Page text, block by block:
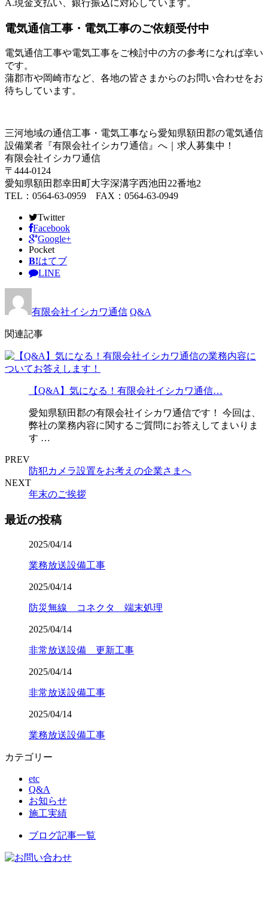
A.現金支払い、銀行振込に対応しています。
電気通信工事・電気工事のご依頼受付中
電気通信工事や電気工事をご検討中の方の参考になれば幸い
です。
蒲郡市や岡崎市など、各地の皆さまからのお問い合わせをお
待ちしています。
三河地域の通信工事・電気工事なら愛知県額田郡の電気通信
設備業者『有限会社イシカワ通信』へ｜求人募集中！
有限会社イシカワ通信
〒444-0124
愛知県額田郡幸田町大字深溝字西池田22番地2
TEL：0564-63-0959 FAX：0564-63-0949
Twitter
Facebook
Google+
Pocket
B!はてブ
LINE
有限会社イシカワ通信 Q&A
関連記事
【Q&A】気になる！有限会社イシカワ通信…
愛知県額田郡の有限会社イシカワ通信です！ 今回は、
弊社の業務内容に関するご質問にお答えしてまいりま
す …
PREV
防犯カメラ設置をお考えの企業さまへ
NEXT
年末のご挨拶
最近の投稿
2025/04/14
業務放送設備工事
2025/04/14
防災無線 コネクタ 端末処理
2025/04/14
非常放送設備 更新工事
2025/04/14
非常放送設備工事
2025/04/14
業務放送設備工事
カテゴリー
etc
Q&A
お知らせ
施工実績
ブログ記事一覧